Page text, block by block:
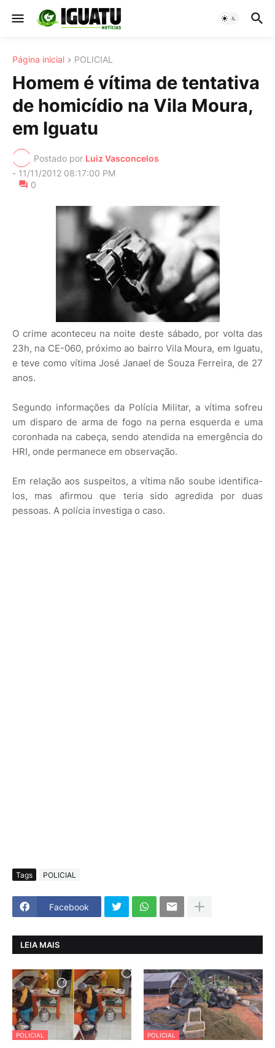
Página inicial POLICIAL
Homem é vítima de tentativa
de homicídio na Vila Moura,
em Iguatu
Postado por Luiz Vasconcelos
- 11/11/2012 08:17:00 PM
0
O crime aconteceu na noite deste sábado, por volta das
23h, na CE-060, próximo ao bairro Vila Moura, em Iguatu,
e teve como vítima José Janael de Souza Ferreira, de 27
anos.
Segundo informações da Polícia Militar, a vítima sofreu
um disparo de arma de fogo na perna esquerda e uma
coronhada na cabeça, sendo atendida na emergência do
HRI, onde permanece em observação.
Em relação aos suspeitos, a vítima não soube identifica-
los, mas afirmou que teria sido agredida por duas
pessoas. A polícia investiga o caso.
Tags POLICIAL
Facebook
LEIA MAIS
POLICIAL POLICIAL